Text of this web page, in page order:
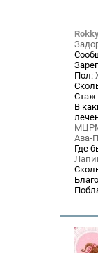
Пол:
Стаж
В
Ава-
Где